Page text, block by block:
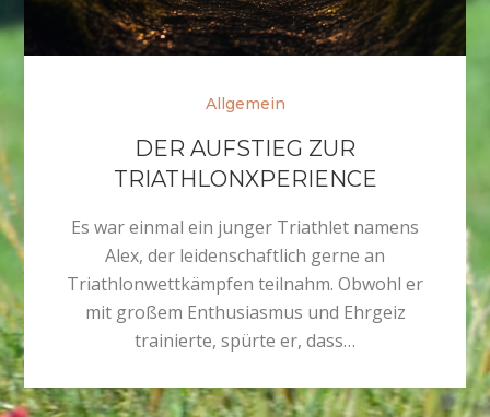
Allgemein
DER AUFSTIEG ZUR
TRIATHLONXPERIENCE
Es war einmal ein junger Triathlet namens
Alex, der leidenschaftlich gerne an
Triathlonwettkämpfen teilnahm. Obwohl er
mit großem Enthusiasmus und Ehrgeiz
trainierte, spürte er, dass…